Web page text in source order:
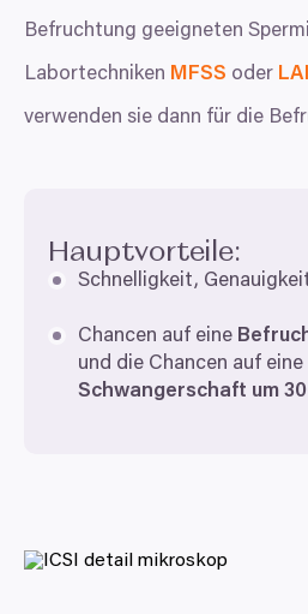
Zodpovědné používání vašich
návštěvníky a vývoj produktů.
Befruchtung geeigneten
Labortechniken MFSS oder
verwenden sie dann für die
Hauptvorteile:
Schnelligkeit,
Chancen auf eine
und die Chancen auf
Schwangerschaft um 30